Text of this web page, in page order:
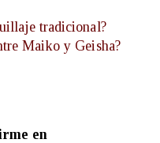
tradicional?
Maiko y Geisha?
en